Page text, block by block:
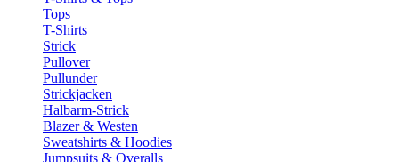
Tops
T-Shirts
Strick
Pullover
Pullunder
Strickjacken
Halbarm-Strick
Blazer & Westen
Sweatshirts & Hoodies
Jumpsuits & Overalls